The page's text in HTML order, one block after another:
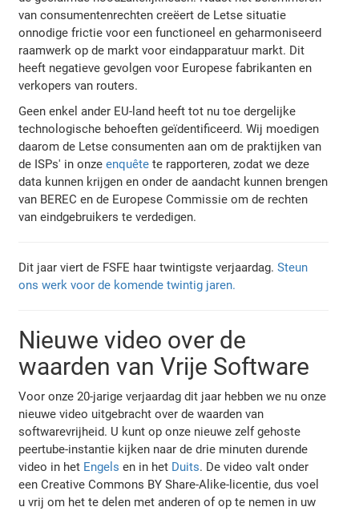
van consumentenrechten creëert de Letse situatie
onnodige frictie voor een functioneel en geharmoniseerd
raamwerk op de markt voor eindapparatuur markt. Dit
heeft negatieve gevolgen voor Europese fabrikanten en
verkopers van routers.
Geen enkel ander EU-land heeft tot nu toe dergelijke
technologische behoeften geïdentificeerd. Wij moedigen
daarom de Letse consumenten aan om de praktijken van
de ISPs' in onzeenquête te rapporteren, zodat we deze
data kunnen krijgen en onder de aandacht kunnen brengen
van BEREC en de Europese Commissie om de rechten
van eindgebruikers te verdedigen.
Dit jaar viert de FSFE haar twintigste verjaardag.Steun
ons werk voor de komende twintig jaren.
Nieuwe video over de
waarden van Vrije Software
Voor onze 20-jarige verjaardag dit jaar hebben we nu onze
nieuwe video uitgebracht over de waarden van
softwarevrijheid. U kunt op onze nieuwe zelf gehoste
peertube-instantie kijken naar de drie minuten durende
video in het Engels en in het Duits. De video valt onder
een Creative Commons BY Share-Alike-licentie, dus voel
u vrij om het te delen met anderen of op te nemen in uw